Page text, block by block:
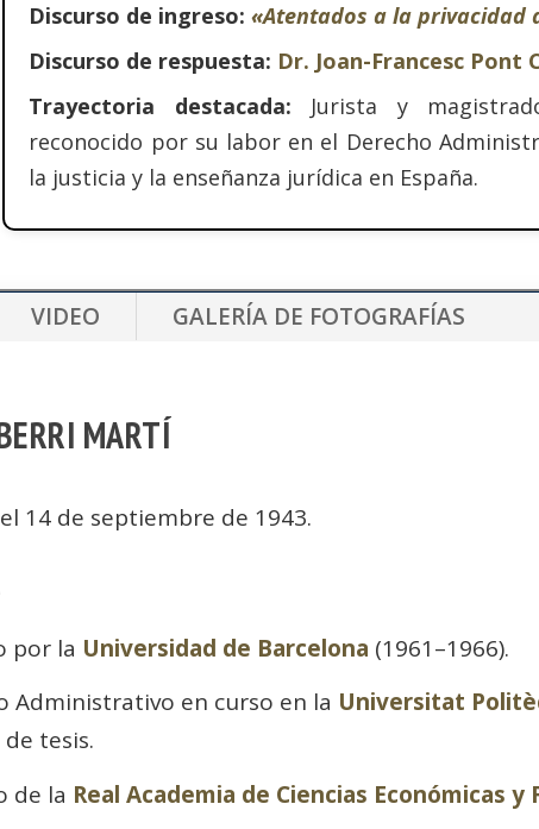
Discurso de ingreso:«Atentados a la privacidad
Discurso de respuesta: Dr. Joan-Francesc Pont
Trayectoria destacada: Jurista y
reconocido por su labor en el Derecho
la justicia y la enseñanza jurídica en España.
VIDEO GALERÍA DE FOTOGRAFÍAS
MARTÍ
14 de septiembre de 1943.
por la Universidad de Barcelona (1961–1966).
Administrativo en curso en la Universitat
tesis.
de la Real Academia de Ciencias Económicas y